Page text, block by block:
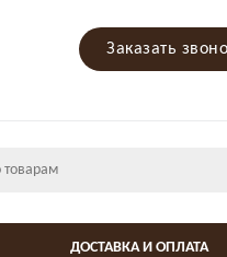
Заказать
ДОСТАВКА И ОПЛАТА